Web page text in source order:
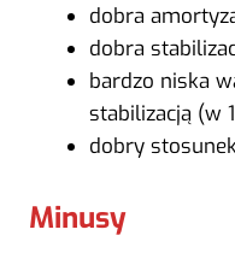
dobra
dobra
bardzo niska
stabilizacją (w
dobry
Minusy